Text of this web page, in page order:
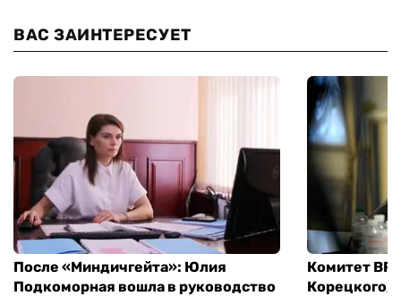
ВАС ЗАИНТЕРЕСУЕТ
После «Миндичгейта»: Юлия
Подкоморная вошла в руководство
Комитет ВР
Корецкого,